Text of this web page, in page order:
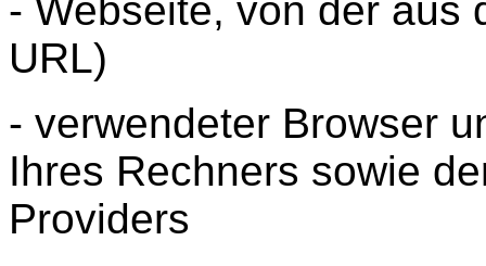
- Webseite, von der aus
URL)
- verwendeter Browser
Ihres Rechners sowie
Providers